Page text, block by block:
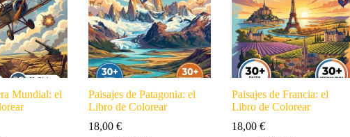
Mundial: el
Paisajes de Patagonia: el
Libro de Colorear
18,00€
Paisajes de Francia: el
Libro de Colorear
18,00€